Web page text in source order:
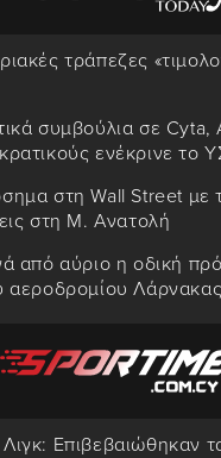
τράπεζες
συμβούλια σε Cyta,
ενέκρινε το
στη Wall Street με
στη Μ. Ανατολή
από αύριο η οδική
αεροδρομίου Λάρνακας
Επιβεβαιώθηκαν